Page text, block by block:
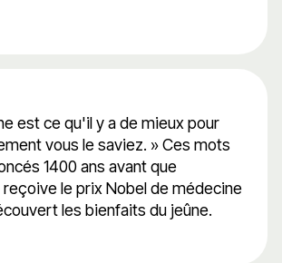
est ce qu'il y a de mieux pour
vous le saviez. » Ces mots
1400 ans avant que
reçoive le prix Nobel de médecine
les bienfaits du jeûne.